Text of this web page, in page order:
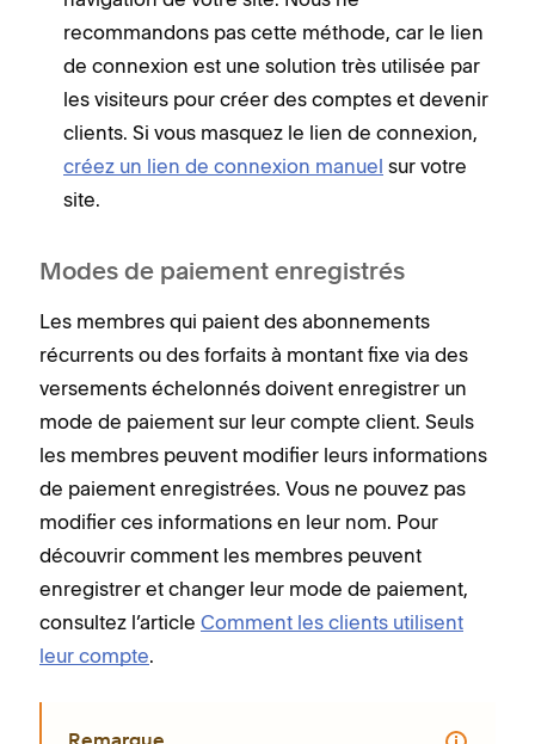
recommandons pas cette méthode, car le lien
de connexion est une solution très utilisée par
les visiteurs pour créer des comptes et devenir
clients. Si vous masquez le lien de connexion,
créez un lien de connexion manuel sur votre
site.
Modes de paiement enregistrés
Les membres qui paient des abonnements
récurrents ou des forfaits à montant fixe via des
versements échelonnés doivent enregistrer un
mode de paiement sur leur compte client. Seuls
les membres peuvent modifier leurs informations
de paiement enregistrées. Vous ne pouvez pas
modifier ces informations en leur nom. Pour
découvrir comment les membres peuvent
enregistrer et changer leur mode de paiement,
consultez l’article Comment les clients utilisent
leur compte.